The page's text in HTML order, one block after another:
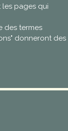
pages qui
des termes
donneront des